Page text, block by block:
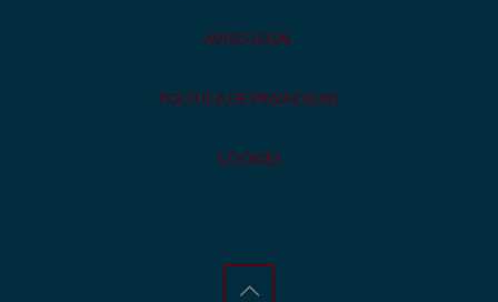
AVISO LEGAL
POLÍTICA DE PRIVACIDAD
COOKIES